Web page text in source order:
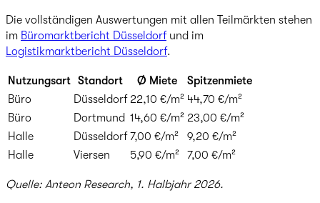
Die vollständigen Auswertungen mit allen Teilmärkten stehen
im Büromarktbericht Düsseldorfund im
Logistikmarktbericht Düsseldorf.
Nutzungsart Standort Ø Miete
Spitzenmiete
Büro
Düsseldorf 22,10 €/m² 44,70 €/m²
Büro
Dortmund 14,60 €/m² 23,00 €/m²
Halle
Düsseldorf 7,00 €/m²
9,20 €/m²
Halle
Viersen 5,90 €/m² 7,00 €/m²
Quelle: Anteon Research, 1. Halbjahr 2026.